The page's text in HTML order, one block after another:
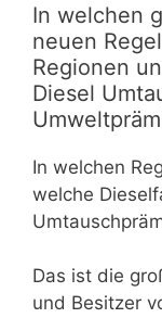
In welchen
neuen
Regionen
Diesel
In welchen
welche
Das ist die
und Besitzer